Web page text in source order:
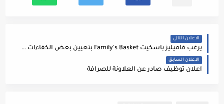
الاعلان التالي
يرغب فاميليز باسكيت Family's Basket بتعيين بعض الكفاءات وانضمامهم لفريق العمل بأفرع الشركة ( تاج مول ، عبدون مول ، خلدا ، دابوق )
الاعلان السابق
اعلان توظيف صادر عن العلاونة للصرافة